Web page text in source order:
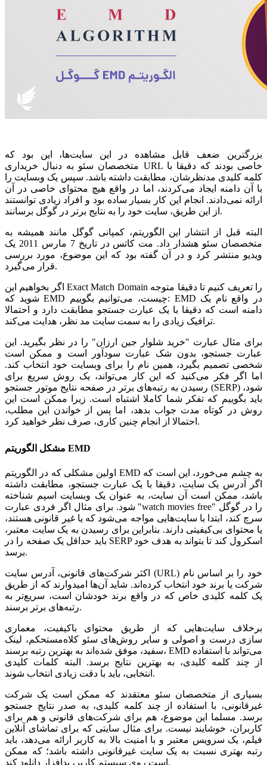
بزرگترین ضعف قابل مشاهده در این سایت‌ها، این بود که
متخصصان سئو به دنبال خریداری URL خاصی بودند که دقیقا با
کلمه کلیدی‌ مدنظرشان، مطابقت داشته باشد. سپس یک وبسایت را
با آن دامنه ایجاد می‌کردند، اما در واقع هیچ محتوای خاصی در آن
ارائه نمی‌دادند. انجام این کار بسیار ساده بود و افراد زیادی توانستند
از این طریق، سایت خود را به نتایج برتر در گوگل برسانند.
البته قبل از انتشار این الگوریتم، کمپانی گوگل مانند همیشه به
متخصصان سئو هشدار داد. مت کاتس در تاریخ 7 مارس 2011 یک
ویدیو منتشر کرد و در آن گفته بود که این موضوع، مورد بررسی
قرار می‌گیرد.
اگر بخواهیم این Exact Match Domain را تعریف کنیم تا دقیقا متوجه
شوید که EMD چیست، می‌‌توانیم بگوییم: EMD در واقع نام یک
دامنه است که دقیقا با یک عبارت جستجو مطابقت دارد و احتمالا
ترافیک زیادی را به سمت سایت مد نظر، هدایت می‌کند.
برای مثال عبارت "خرید شلوار جین ارزان" را در نظر بگیرید. این
عبارت جستجو، بدون شک عبارت سودآور است و ممکن است
شخصی تصمیم بگیرد، همین نام را برای وبسایت خود انتخاب کند.
اما اگر فکر می‌کنید که این کار می‌تواند، یک روش سریع برای
رسیدن به رتبه‌های برتر در صفحه نتایج موتور جستجو (SERP) شود،
باید بگوییم که تفکر شما کاملا اشتباه است. زیرا ممکن است این
روش در کوتاه مدت جواب بدهد، اما پس از خواندن این مطلب،
احتمالا از انجام چنین کاری، صرف نظر خواهید کرد.
مشکل الگوریتم EMD
اولین مشکلی که در الگوریتم EMD به چشم می‌خورد، این است که
اگر آدرس یک سایت، دقیقا با یک عبارت جستجو، مطابقت داشته
باشد، ممکن است آن سایت، به عنوان یک وبسایت اسپم شناخته
شود. برای مثال اگر فردی عبارت "watch movies free" را در گوگل
سرچ کند، ابتدا با سایت‌هایی مواجه می‌شود که یا غیر قانونی هستند،
یا محتوای بی‌کیفیتی دارند. بنابراین برای رسیدن به یک سایت معتبر،
باید حداقل یک صفحه را در SERP اسکرول کند تا بتواند به هدف خود
برسد.
اکثر شرکت‌های قانونی، آدرس سایت (URL) خود را بر اساس نام
شرکت یا برند خود انتخاب کرده‌اند. شاید آن‌ها امیدوارند که از طریق
یک کلمه کلیدی خاص که در واقع برند خودشان است، سریع‌تر به
رتبه‌های برتر برسند.
برخلاف سایت‌هایی که از طریق محتوای باکیفیت، معماری
مستحکم، لینک‌‎سازی درست و اصولی و سایر روش‌های سئو کلاه
سفید، موفق شده‌اند به بهترین رتبه برسند، EMD می‌تواند با استفاده
از چند کلمه کلیدی، به بهترین نتایج برسد. البته کلمات کلیدی
انتخابی، باید با دقت زیادی انتخاب شوند.
بسیاری از متخصصان سئو معتقدند که ممکن است یک شرکت
غیرقانونی، با استفاده از چند کلمه کلیدی، به صدر نتایج جستجو
برسد. مسلما این موضوع، هم برای شرکت‌های قانونی و هم برای
کاربران، خوشایند نیست. برای مثال سایتی که برای تماشای آنلاین
فیلم، یک سرویس معتبر و با امنیت بالا به کاربر ارائه می‌دهد، باید
رتبه بهتری نسبت به یک سایت غیرقانونی داشته باشد؛ که ممکن
است روی سیستم کاربر، بدافزار دانلود کند.